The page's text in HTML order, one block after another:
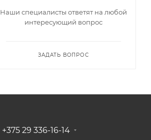
Наши специалисты ответят на любой
интересующий вопрос
ЗАДАТЬ ВОПРОС
+375 29 336-16-14